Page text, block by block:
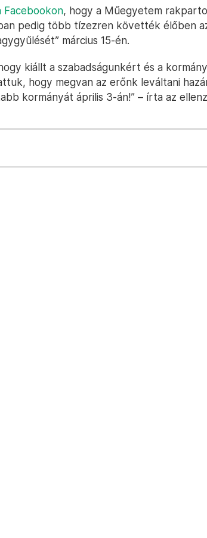
, hogy a Műegyetem
pedig több tízezren követték élőben
március 15-én.
kiállt a szabadságunkért és a
hogy megvan az erőnk leváltani
kormányát április 3-án!” – írta az